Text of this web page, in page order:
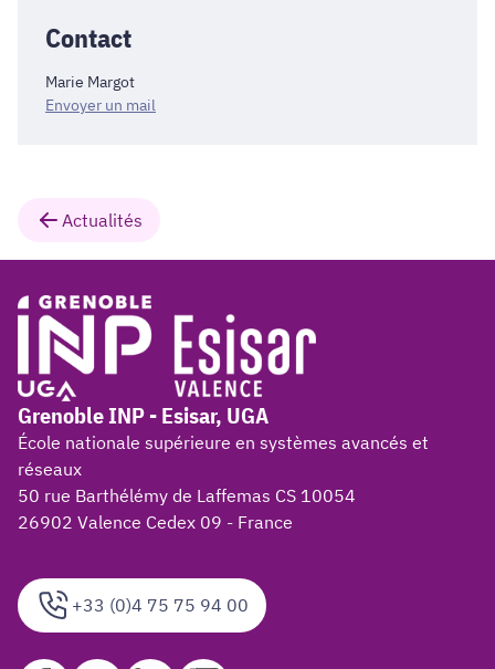
Contact
Marie Margot
Envoyer un mail
Actualités
+33 (0)4 75 75 94 00
Grenoble INP - Esisar, UGA
École nationale supérieure en systèmes avancés et
réseaux
50 rue Barthélémy de Laffemas CS 10054
26902 Valence Cedex 09 - France